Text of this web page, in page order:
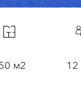
м2 12